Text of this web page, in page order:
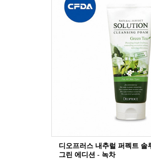
디오프러스 내추럴 퍼펙트 솔
그린 에디션 - 녹차